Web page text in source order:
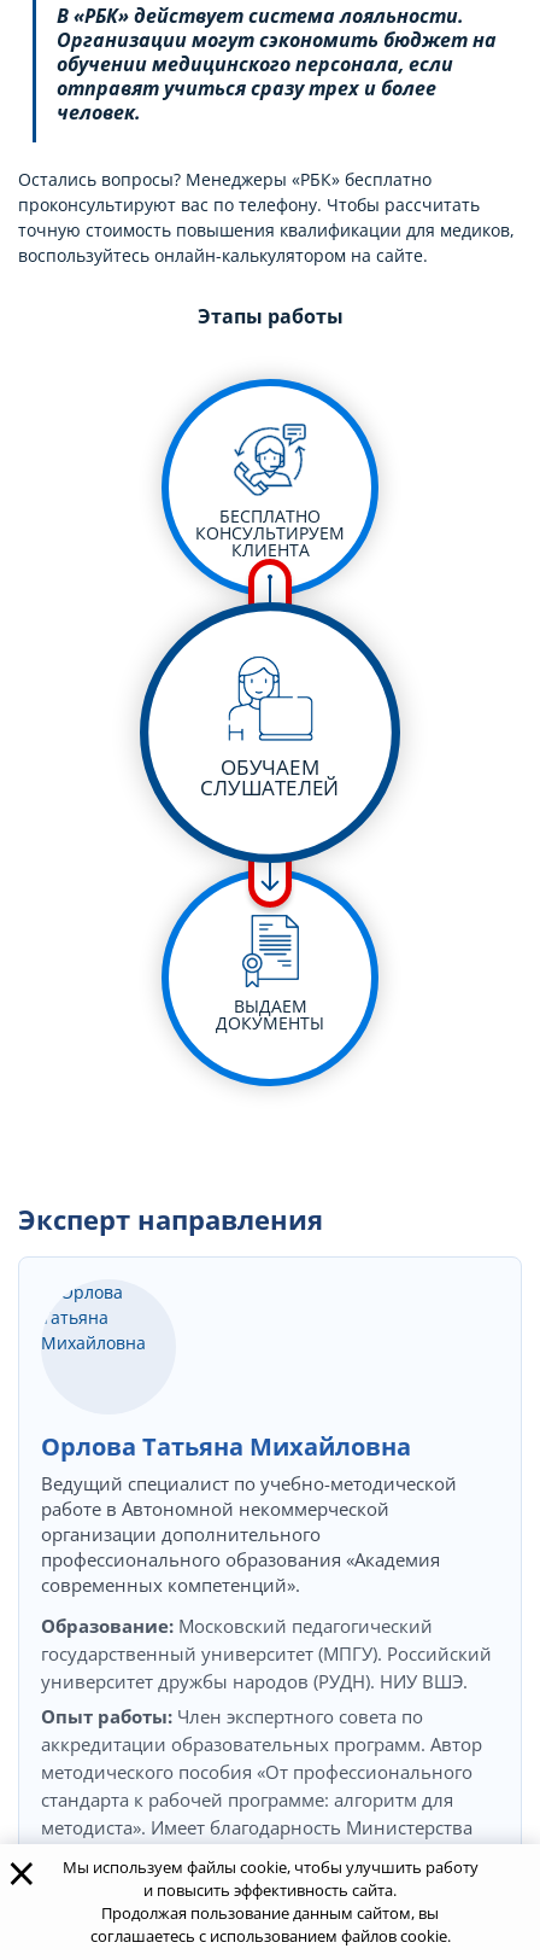
В «РБК» действует система лояльности.
Организации могут сэкономить бюджет на
обучении медицинского персонала, если
отправят учиться сразу трех и более
человек.
Остались вопросы? Менеджеры «РБК» бесплатно
проконсультируют вас по телефону. Чтобы рассчитать
точную стоимость повышения квалификации для медиков,
воспользуйтесь онлайн-калькулятором на сайте.
Этапы работы
БЕСПЛАТНО
КОНСУЛЬТИРУЕМ
КЛИЕНТА
ОБУЧАЕМ
СЛУШАТЕЛЕЙ
ВЫДАЕМ
ДОКУМЕНТЫ
Эксперт направления
Орлова Татьяна Михайловна
Ведущий специалист по учебно-методической
работе в Автономной некоммерческой
организации дополнительного
профессионального образования «Академия
современных компетенций».
Образование: Московский педагогический
государственный университет (МПГУ). Российский
университет дружбы народов (РУДН). НИУ ВШЭ.
Опыт работы: Член экспертного совета по
аккредитации образовательных программ. Автор
методического пособия «От профессионального
стандарта к рабочей программе: алгоритм для
методиста». Имеет благодарность Министерства
системы ДПО.
Читать далее
×
Мы используем файлы cookie, чтобы улучшить работу
и повысить эффективность сайта.
Продолжая пользование данным сайтом, вы
соглашаетесь с использованием файлов cookie.